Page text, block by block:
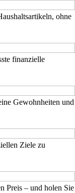
ohne
finanzielle
Gewohnheiten und
Ziele zu
Preis – und holen Sie